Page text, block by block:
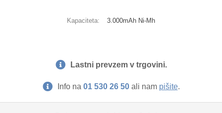
Kapaciteta: 3.000mAh Ni-Mh
Lastni prevzem v trgovini.
Info na 01 530 26 50ali nam pišite.